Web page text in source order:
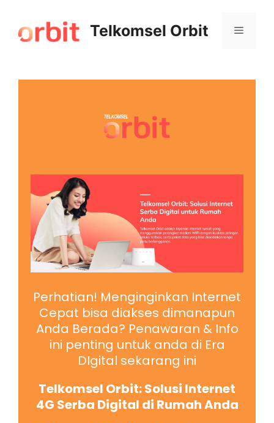
Telkomsel Orbit
Perhatian! Menginginkan Internet
Cepat bisa diakses dimanapun
Anda Berada? Penawaran & Info
ini penting untuk anda di Era
DIgital sekarang ini
Telkomsel Orbit: Solusi Internet
4G Serba Digital di Rumah Anda